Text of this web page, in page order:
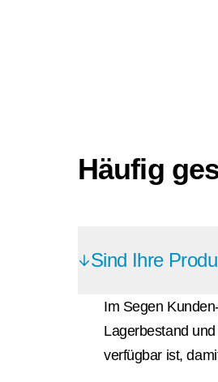
Häufig
Sind Ihre
Im Segen
Lagerbestand
verfügbar ist,